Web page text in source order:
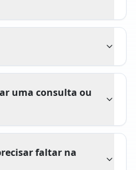
uma consulta ou
faltar na